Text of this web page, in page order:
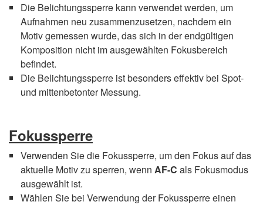
Die Belichtungssperre kann verwendet werden, um
Aufnahmen neu zusammenzusetzen, nachdem ein
Motiv gemessen wurde, das sich in der endgültigen
Komposition nicht im ausgewählten Fokusbereich
befindet.
Die Belichtungssperre ist besonders effektiv bei Spot-
und mittenbetonter Messung.
Fokussperre
Verwenden Sie die Fokussperre, um den Fokus auf das
aktuelle Motiv zu sperren, wenn AF-C als Fokusmodus
ausgewählt ist.
Wählen Sie bei Verwendung der Fokussperre einen